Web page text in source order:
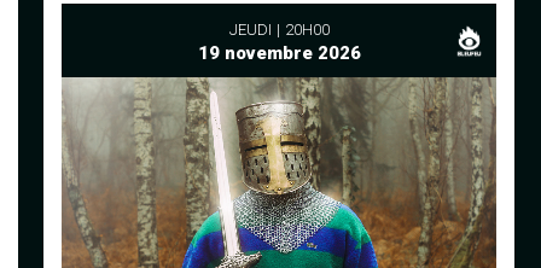
JEUDI 20H00
19 novembre 2026